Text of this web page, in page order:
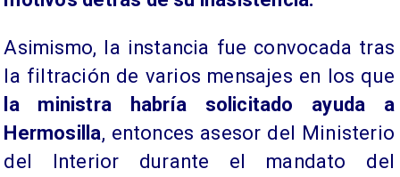
Asimismo, la instancia fue convocada tras
la filtración de varios mensajes en los que
la ministra habría solicitado ayuda a
Hermosilla, entonces asesor del Ministerio
del Interior durante el mandato del